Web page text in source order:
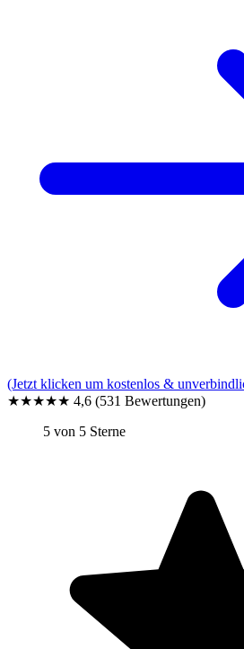
(Jetzt klicken um kostenlos &
★★★★★ 4,6 (531 Bewertungen)
5 von 5 Sterne